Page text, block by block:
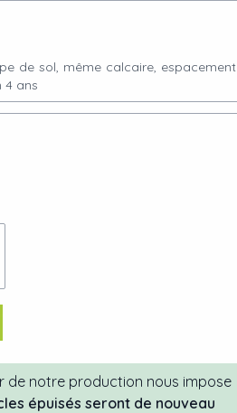
de sol, même calcaire, espacement
4 ans
de notre production nous impose
épuisés seront de nouveau